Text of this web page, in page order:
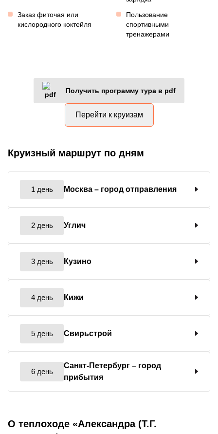
Заказ фиточая или
кислородного коктейля
Пользование
спортивными
тренажерами
Получить программу тура в pdf
Перейти к круизам
Круизный маршрут по дням
1 день Москва – город отправления
2 день Углич
3 день Кузино
4 день Кижи
5 день Свирьстрой
6 день
Санкт-Петербург – город
прибытия
О теплоходе «Александра (Т.Г.